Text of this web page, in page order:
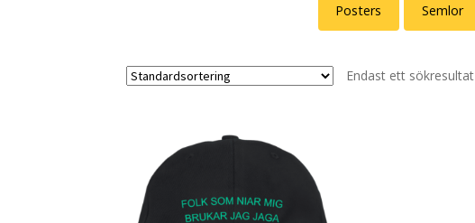
Posters Semlor
Endast ett sökresultat